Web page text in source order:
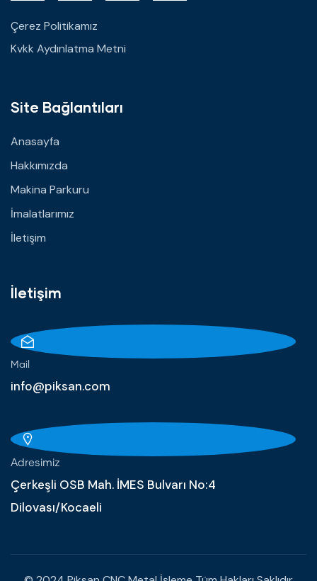
Çerez Politikamız
Kvkk Aydınlatma Metni
Site Bağlantıları
Anasayfa
Hakkımızda
Makina Parkuru
İmalatlarımız
İletişim
İletişim
Mail
info@piksan.com
Adresimiz
Çerkeşli OSB Mah. İMES Bulvarı No:4
Dilovası/Kocaeli